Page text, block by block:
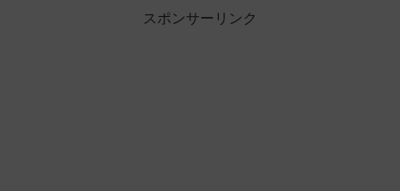
スポンサーリンク